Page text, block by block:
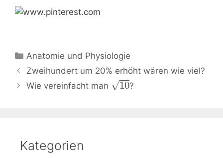
Kategorien
Anatomie und Physiologie
Beitrags-
Navigation
Zweihundert um 20% erhöht wären wie viel?
Wie vereinfacht man √10?
Kategorien